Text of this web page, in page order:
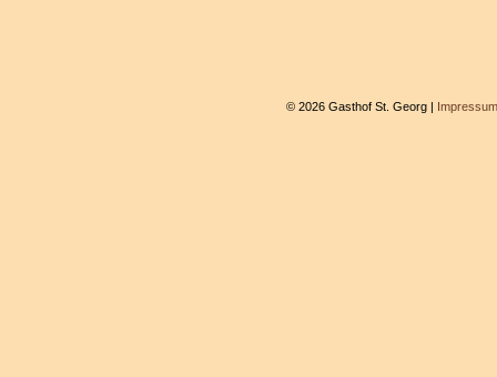
© 2026 Gasthof St. Georg | Impressum